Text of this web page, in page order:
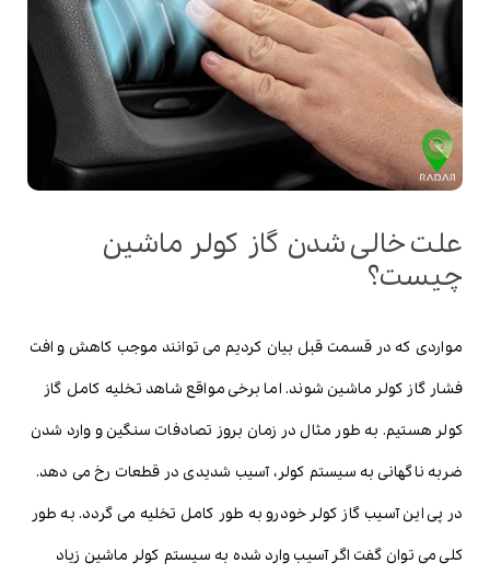
علت خالی شدن گاز کولر ماشین
چیست؟
مواردی که در قسمت قبل بیان کردیم می توانند موجب کاهش و افت
فشار گاز کولر ماشین شوند. اما برخی مواقع شاهد تخلیه کامل گاز
کولر هستیم. به طور مثال در زمان بروز تصادفات سنگین و وارد شدن
ضربه ناگهانی به سیستم کولر، آسیب شدیدی در قطعات رخ می دهد.
در پی این آسیب گاز کولر خودرو به طور کامل تخلیه می گردد. به طور
کلی می توان گفت اگر آسیب وارد شده به سیستم کولر ماشین زیاد